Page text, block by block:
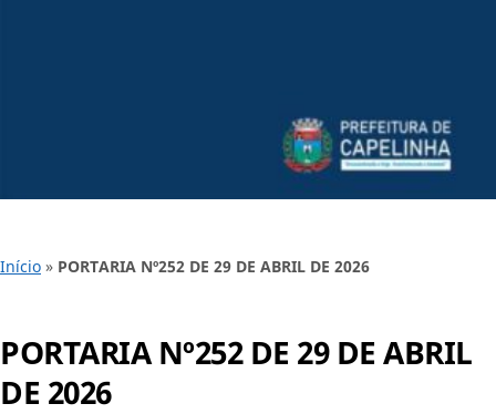
Início » PORTARIA Nº252 DE 29 DE ABRIL DE 2026
PORTARIA Nº252 DE 29 DE ABRIL
DE 2026